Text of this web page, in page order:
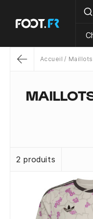
Accueil Maillots
2 produits